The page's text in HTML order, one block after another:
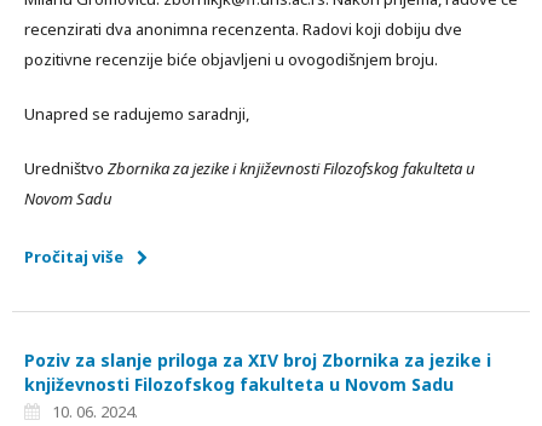
recenzirati dva anonimna recenzenta. Radovi koji dobiju dve
pozitivne recenzije biće objavljeni u ovogodišnjem broju.
Unapred se radujemo saradnji,
Uredništvo Zbornika za jezike i književnosti Filozofskog fakulteta u
Novom Sadu
Pročitaj više
Poziv za slanje priloga za XIV broj Zbornika za jezike i
književnosti Filozofskog fakulteta u Novom Sadu
10. 06. 2024.